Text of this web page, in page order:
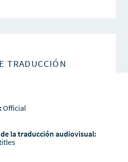
TRADUCCIÓN
Official
la traducción audiovisual: